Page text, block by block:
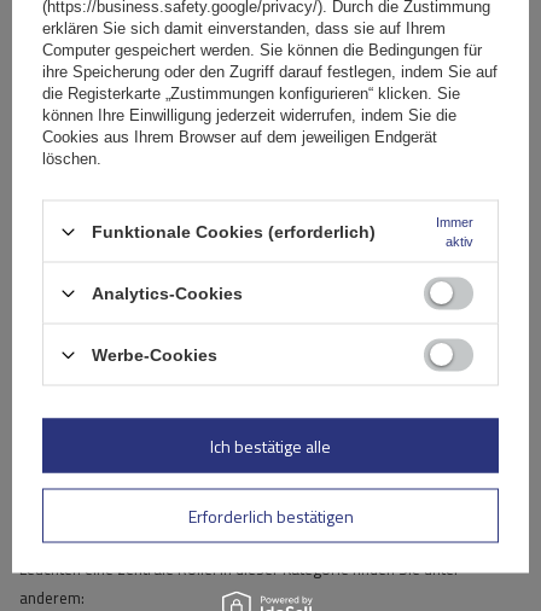
Schlossreparaturset - TowBox V3 TV301R000
87,99 €inkl. MwSt
Produkt anzeigen
Anhängerkupplung Ersatzteile für
Schlösser, Beleuchtung und Sicherheit
Im Fall von Defekten oder Verschleiß sind passgenaue
Anhängerkupplung Ersatzteile unverzichtbar. Besonders bei
Transportboxenund Kupplungssystemen spielen Schlösser und
Leuchten eine zentrale Rolle. In dieser Kategorie finden Sie unter
anderem:
(https://business.safety.google/privacy/). Durch die Zustimmung
erklären Sie sich damit einverstanden, dass sie auf Ihrem
Computer gespeichert werden. Sie können die Bedingungen für
ihre Speicherung oder den Zugriff darauf festlegen, indem Sie auf
die Registerkarte „Zustimmungen konfigurieren“ klicken. Sie
können Ihre Einwilligung jederzeit widerrufen, indem Sie die
Cookies aus Ihrem Browser auf dem jeweiligen Endgerät
löschen.
Funktionale Cookies (erforderlich)
Immer
aktiv
Analytics-Cookies
Werbe-Cookies
Erforderlich bestätigen
Ich bestätige alle